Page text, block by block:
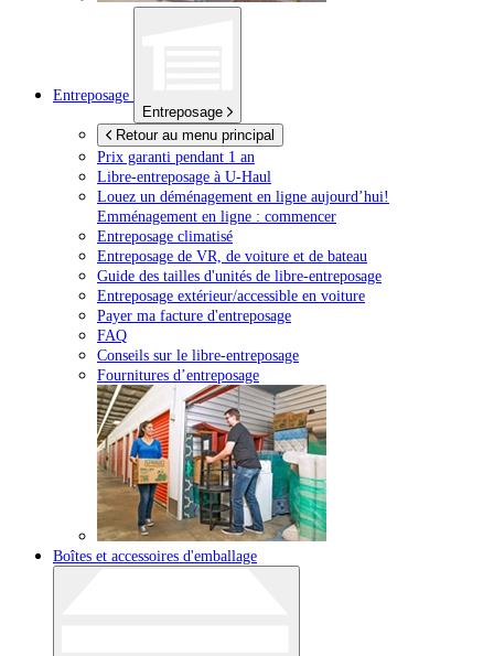
Entreposage
Entreposage
Retour au menu principal
Prix garanti pendant 1 an
Libre-entreposage à U-Haul
Louez un déménagement en ligne aujourd’hui!
Emménagement en ligne : commencer
Entreposage climatisé
Entreposage de VR, de voiture et de bateau
Guide des tailles d'unités de libre-entreposage
Entreposage extérieur/accessible en voiture
Payer ma facture d'entreposage
FAQ
Conseils sur le libre-entreposage
Fournitures d’entreposage
Boîtes et accessoires d'emballage